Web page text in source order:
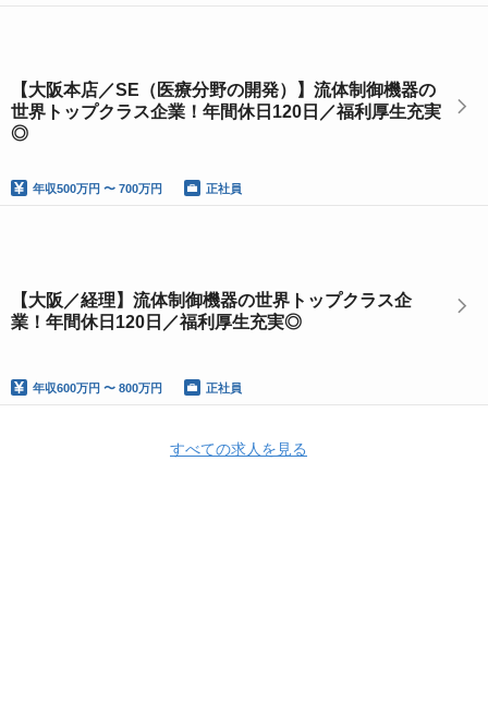
【大阪本店／SE（医療分野の開発）】流体制御機器の
世界トップクラス企業！年間休日120日／福利厚生充実
◎
年収500万円 〜 700万円 正社員
【大阪／経理】流体制御機器の世界トップクラス企
業！年間休日120日／福利厚生充実◎
年収600万円 〜 800万円 正社員
すべての求人を見る